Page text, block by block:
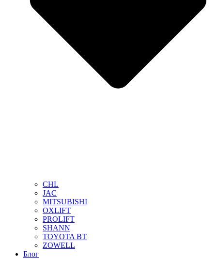
CHL
JAC
MITSUBISHI
OXLIFT
PROLIFT
SHANN
TOYOTA BT
ZOWELL
Блог